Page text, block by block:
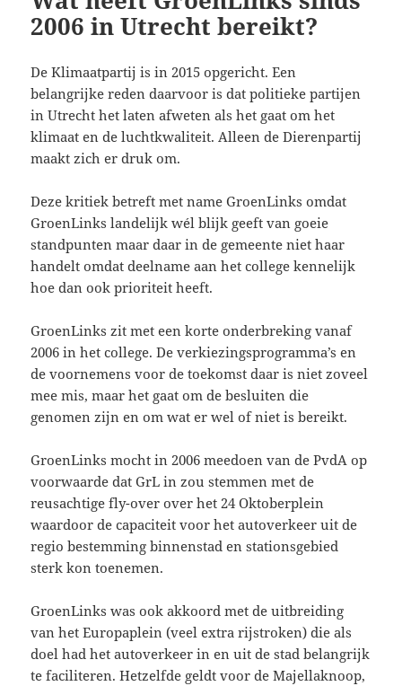
n
2006 in Utrecht bereikt?
De Klimaatpartij is in 2015 opgericht. Een
belangrijke reden daarvoor is dat politieke partijen
in Utrecht het laten afweten als het gaat om het
klimaat en de luchtkwaliteit. Alleen de Dierenpartij
maakt zich er druk om.
Deze kritiek betreft met name GroenLinks omdat
GroenLinks landelijk wél blijk geeft van goeie
standpunten maar daar in de gemeente niet haar
handelt omdat deelname aan het college kennelijk
hoe dan ook prioriteit heeft.
GroenLinks zit met een korte onderbreking vanaf
2006 in het college. De verkiezingsprogramma’s en
de voornemens voor de toekomst daar is niet zoveel
mee mis, maar het gaat om de besluiten die
genomen zijn en om wat er wel of niet is bereikt.
GroenLinks mocht in 2006 meedoen van de PvdA op
voorwaarde dat GrL in zou stemmen met de
reusachtige fly-over over het 24 Oktoberplein
waardoor de capaciteit voor het autoverkeer uit de
regio bestemming binnenstad en stationsgebied
sterk kon toenemen.
GroenLinks was ook akkoord met de uitbreiding
van het Europaplein (veel extra rijstroken) die als
doel had het autoverkeer in en uit de stad belangrijk
te faciliteren. Hetzelfde geldt voor de Majellaknoop,